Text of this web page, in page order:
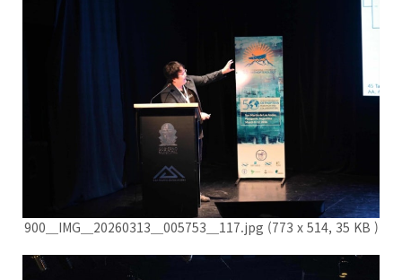
900＿IMG＿20260313＿005753＿117.jpg (773 x 514, 35 KB )